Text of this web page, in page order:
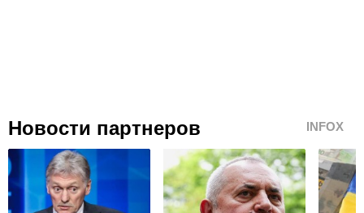
Новости партнеров INFOX